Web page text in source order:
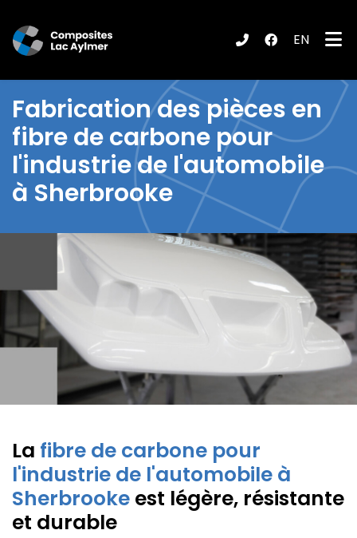
(Produits / Services )
EN
Fabrication des pièces en
fibre de carbone pour
l'industrie de l'automobile
à Sherbrooke
La fibre de carbone pour
l'industrie de l'automobile à
Sherbrooke est légère, résistante
et durable